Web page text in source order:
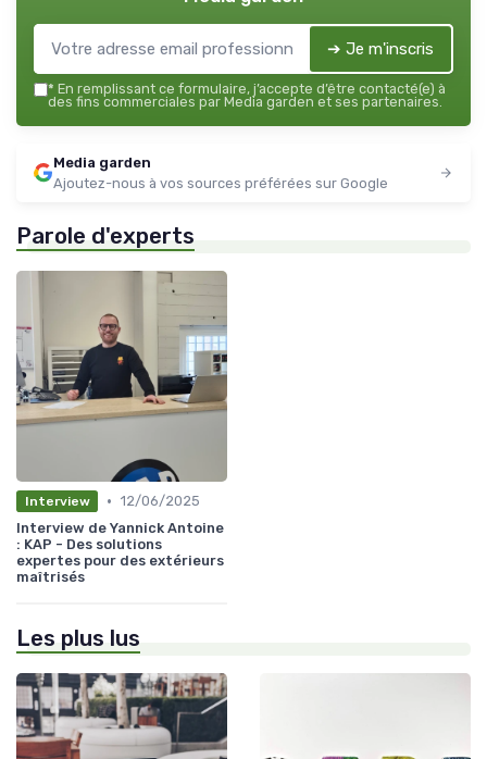
➔ Je m'inscris
* En remplissant ce formulaire, j’accepte d’être contacté(e) à
des fins commerciales par Media garden et ses partenaires.
Media garden
Ajoutez-nous à vos sources préférées sur Google
Parole d'experts
Interview • 12/06/2025
Interview de Yannick Antoine
: KAP - Des solutions
expertes pour des extérieurs
maîtrisés
Les plus lus